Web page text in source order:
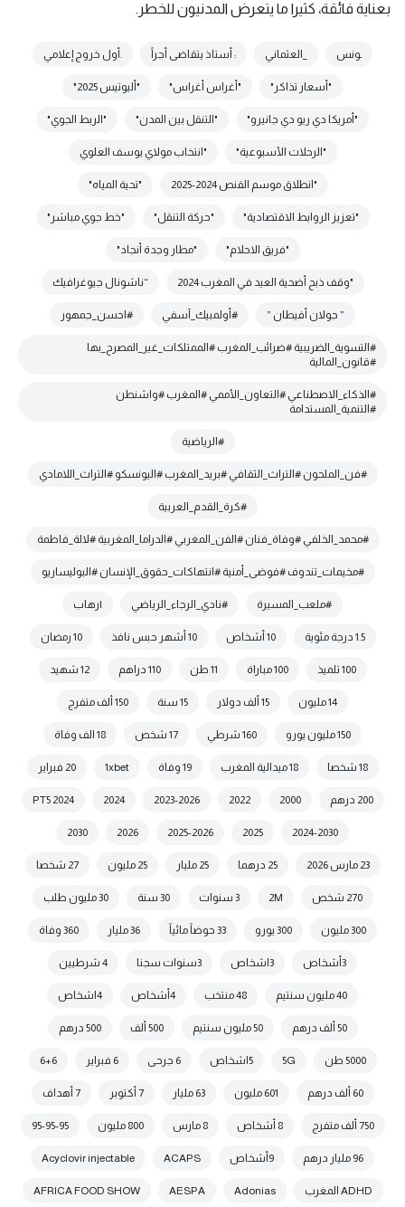
بعناية فائقة، كثيرا ما يتعرض المدنيون للخطر.
ـونس _العثماني : أستاذ يتقاضى أجراً .أول خروج إعلامي
"أسعار تذاكر" "أغراس أغراس" "أليوتيس 2025"
"أمريكا دي ريو دي جانيرو" "التنقل بين المدن" "الربط الجوي"
"الرحلات الأسبوعية" "انتخاب مولاي يوسف العلوي
"انطلاق موسم القنص 2024-2025 "تحية المياه"
"تعزيز الروابط الاقتصادية" "حركة التنقل" "خط جوي مباشر"
"فريق الاحلام" "مطار وجدة أنجاد"
"وقف ذبح أضحية العيد في المغرب 2024 “ناشونال جيوغرافيك
” جولان أفيطان ” #أولمبيك_آسفي #احسن_جمهور
#التسوية_الضريبية #ضرائب_المغرب #الممتلكات_غير_المصرح_بها
#قانون_المالية
#الذكاء_الاصطناعي #التعاون_الأممي #المغرب #واشنطن
#التنمية_المستدامة
#الرياضية
#فن_الملحون #التراث_الثقافي #بريد_المغرب #اليونسكو #التراث_اللامادي
#كرة_القدم_العربية
#محمد_الخلفي #وفاة_فنان #الفن_المغربي #الدراما_المغربية #لالة_فاطمة
#مخيمات_تندوف #فوضى_أمنية #انتهاكات_حقوق_الإنسان #البوليساريو
#ملعب_المسيرة #نادي_الرجاء_الرياضي |رهاب
1.5 درجة مئوية 10 أشخاص 10 أشهر حبس نافذ 10 رمضان
100 تلميذ 100 مباراة 11 طن 110 دراهم 12 شهيد
14 مليون 15 ألف دولار 15 سنة 150 ألف متفرج
150 مليون يورو 160 شرطي 17 شخص 18 الف وفاة
18 شخصا 18 ميدالية المغرب 19 وفاة 1xbet 20 فبراير
200 درهم 2000
2022
2023-2026
2024
2024 PT5
2024-2030
2025
2025-2026
2026
2030
23 مارس 2026 25 درهما 25 مليار 25 مليون 27 شخصا
270 شخص 2M 3 سنوات 30 سنة 30 مليون طلب
300 مليون 300 يورو 33 حوضاً مائياً 36 مليار 360 وفاة
3أشخاص 3اشخاص 3سنوات سجنا 4 شرطيين
40 مليون سنتيم 48 منتخب 4أشخاص 4اشخاص
50 ألف درهم 50 مليون سنتيم 500 ألف 500 درهم
5000 طن 5G 5اشخاص 6 جرحى 6 فبراير 6+6
60 ألف درهم 601 مليون 63 مليار 7 أكتوبر 7 أهداف
750 ألف متفرج 8 أشخاص 8 مارس 800 مليون 95-95-95
96 مليار درهم 9أشخاص ACAPS
Acyclovir injectable
ADHD المغرب Adonias
AESPA
AFRICA FOOD SHOW